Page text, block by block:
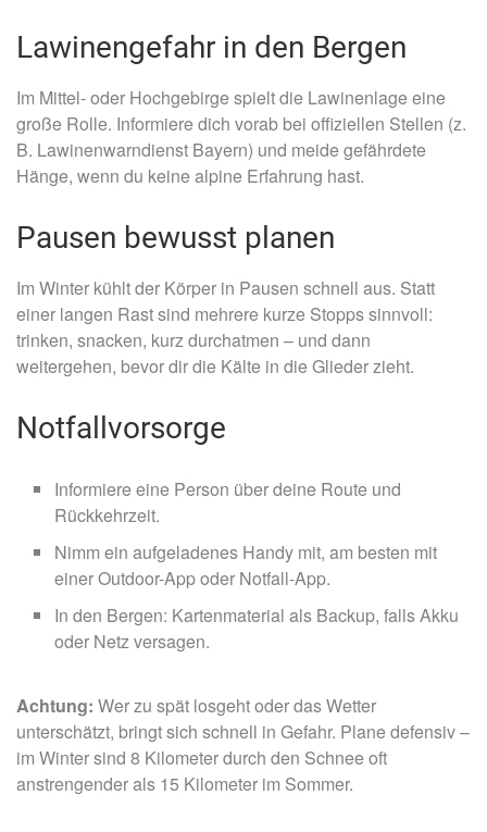
Lawinengefahr in den Bergen
Im Mittel- oder Hochgebirge spielt die Lawinenlage eine
große Rolle. Informiere dich vorab bei offiziellen Stellen (z.
B. Lawinenwarndienst Bayern) und meide gefährdete
Hänge, wenn du keine alpine Erfahrung hast.
Pausen bewusst planen
Im Winter kühlt der Körper in Pausen schnell aus. Statt
einer langen Rast sind mehrere kurze Stopps sinnvoll:
trinken, snacken, kurz durchatmen – und dann
weitergehen, bevor dir die Kälte in die Glieder zieht.
Notfallvorsorge
Informiere eine Person über deine Route und
Rückkehrzeit.
Nimm ein aufgeladenes Handy mit, am besten mit
einer Outdoor-App oder Notfall-App.
In den Bergen: Kartenmaterial als Backup, falls Akku
oder Netz versagen.
Achtung: Wer zu spät losgeht oder das Wetter
unterschätzt, bringt sich schnell in Gefahr. Plane defensiv –
im Winter sind 8 Kilometer durch den Schnee oft
anstrengender als 15 Kilometer im Sommer.